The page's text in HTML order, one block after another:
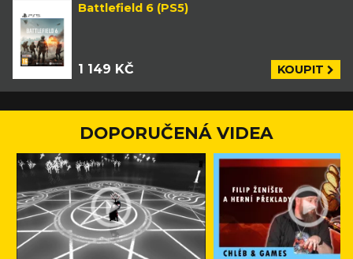
Battlefield 6 (PS5)
1 149 KČ KOUPIT
DOPORUČENÁ VIDEA